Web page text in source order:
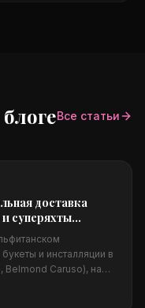
Все статьи
доставка
суперяхты
и инсталляции в
Belmond Caruso), на
цены в евро,